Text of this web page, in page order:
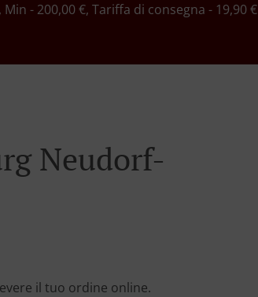
, Min - 200,00 €, Tariffa di consegna - 19,90 €
Neudorf-
il tuo ordine online.